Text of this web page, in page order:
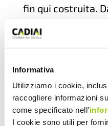
Informativa
Utilizziamo i cookie,
raccogliere informazioni
come specificato nell'
I cookie sono utili per
fin qui costruita.
“CIVICA”
responsabilità
rete di Libera .
competenze e
possibilità e tutti